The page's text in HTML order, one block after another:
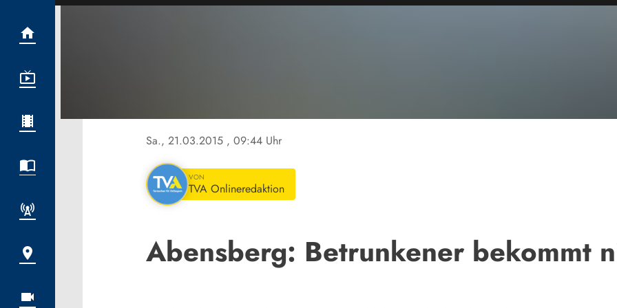
Sa., 21.03.2015 , 09:44 Uhr
VON
TVA Onlineredaktion
Abensberg: Betrunkener bekommt